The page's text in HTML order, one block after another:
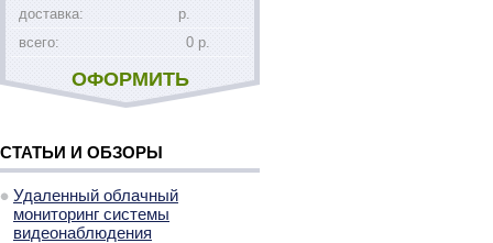
доставка:
р.
всего:
0 р.
ОФОРМИТЬ
СТАТЬИ И ОБЗОРЫ
Удаленный облачный
мониторинг системы
видеонаблюдения